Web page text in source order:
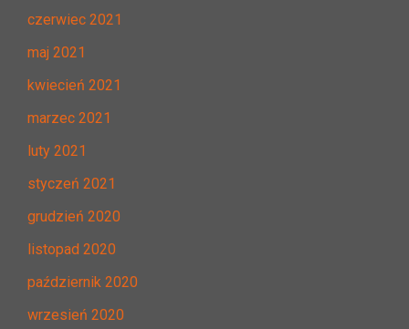
czerwiec 2021
maj 2021
kwiecień 2021
marzec 2021
luty 2021
styczeń 2021
grudzień 2020
listopad 2020
październik 2020
wrzesień 2020